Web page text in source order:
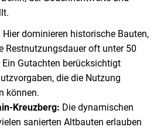
Hier dominieren historische Bauten,
Restnutzungsdauer oft unter 50
Gutachten berücksichtigt
die die Nutzung
können.
Kreuzberg: Die dynamischen
sanierten Altbauten erlauben